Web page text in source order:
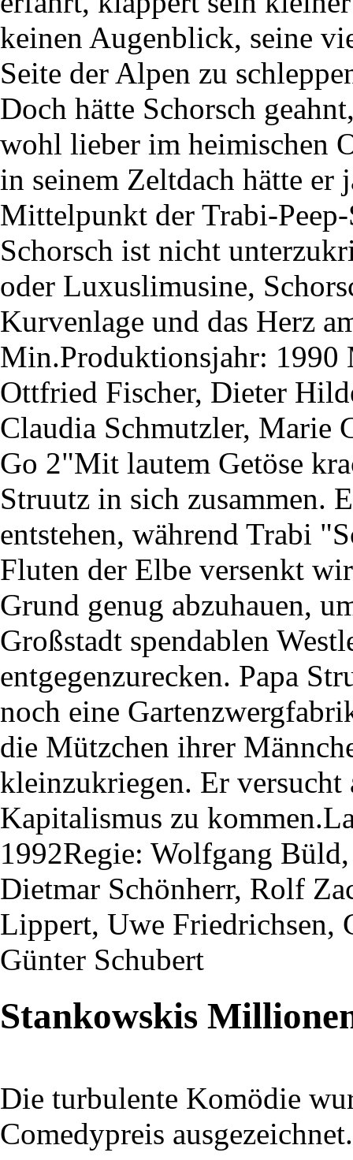
keinen Augenblick, seine
Seite der Alpen zu
Doch hätte Schorsch
wohl lieber im heimischen
in seinem Zeltdach hätte er
Mittelpunkt der Trabi-
Schorsch ist nicht
oder Luxuslimusine,
Kurvenlage und das Herz
Min.Produktionsjahr: 1990
Ottfried Fischer, Dieter
Claudia Schmutzler, Marie
Go 2"Mit lautem Getöse
Struutz in sich zusammen.
entstehen, während Trabi
Fluten der Elbe versenkt
Grund genug abzuhauen,
Großstadt spendablen
entgegenzurecken. Papa
noch eine
die Mützchen ihrer
kleinzukriegen. Er
Kapitalismus zu
1992Regie: Wolfgang
Dietmar Schönherr, Rolf
Lippert, Uwe Friedrichsen,
Günter Schubert
Stankowskis
Die turbulente Komödie
Comedypreis ausgezeichnet.